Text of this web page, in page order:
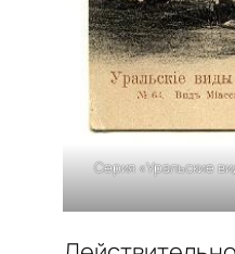
Серия «Уральские